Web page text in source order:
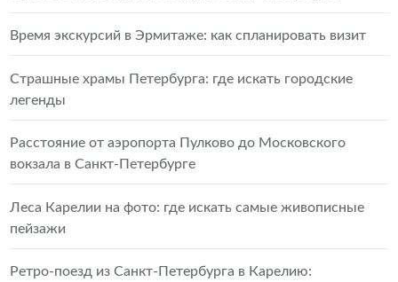
Время экскурсий в Эрмитаже: как спланировать визит
Страшные храмы Петербурга: где искать городские
легенды
Расстояние от аэропорта Пулково до Московского
вокзала в Санкт-Петербурге
Леса Карелии на фото: где искать самые живописные
пейзажи
Ретро-поезд из Санкт-Петербурга в Карелию: